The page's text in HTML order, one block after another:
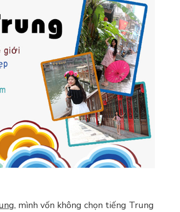
, mình vốn không chọn tiếng Trung